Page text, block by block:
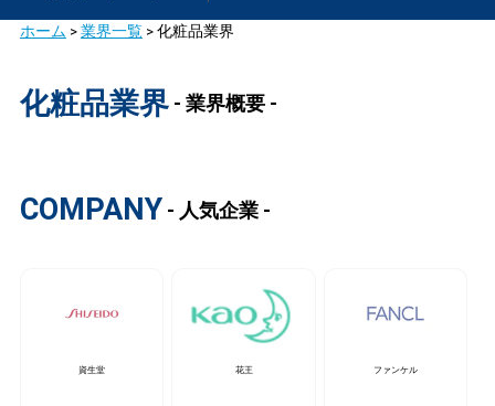
ホーム >業界一覧>化粧品業界
化粧品業界 - 業界概要 -
COMPANY - 人気企業 -
資生堂 花王 ファンケル